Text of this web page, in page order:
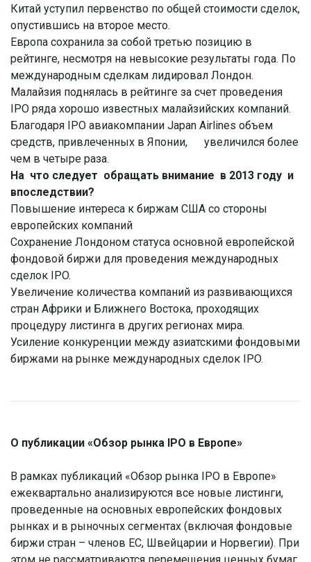
Китай уступил первенство по общей стоимости сделок,
опустившись на второе место.
Европа сохранила за собой третью позицию в
рейтинге, несмотря на невысокие результаты года. По
международным сделкам лидировал Лондон.
Малайзия поднялась в рейтинге за счет проведения
IPO ряда хорошо известных малайзийских компаний.
Благодаря IPO авиакомпании Japan Airlines объем
средств, привлеченных в Японии, увеличился более
чем в четыре раза.
На что следует обращать внимание в 2013 году и
впоследствии?
Повышение интереса к биржам США со стороны
европейских компаний
Сохранение Лондоном статуса основной европейской
фондовой биржи для проведения международных
сделок IPO.
Увеличение количества компаний из развивающихся
стран Африки и Ближнего Востока, проходящих
процедуру листинга в других регионах мира.
Усиление конкуренции между азиатскими фондовыми
биржами на рынке международных сделок IPO.
О публикации «Обзор рынка IPO в Европе»
В рамках публикаций «Обзор рынка IPO в Европе»
ежеквартально анализируются все новые листинги,
проведенные на основных европейских фондовых
рынках и в рыночных сегментах (включая фондовые
биржи стран – членов ЕС, Швейцарии и Норвегии). При